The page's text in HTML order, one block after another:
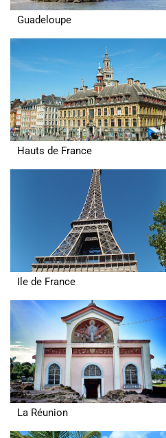
Guadeloupe
Hauts de France
Ile de France
La Réunion